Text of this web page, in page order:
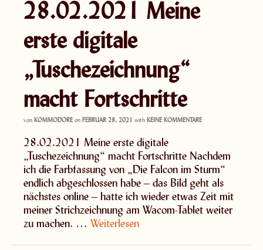
28.02.2021 Meine
erste digitale
„Tuschezeichnung“
macht Fortschritte
von KOMMODORE on FEBRUAR 28, 2021 with KEINE KOMMENTARE
28.02.2021 Meine erste digitale
„Tuschezeichnung“ macht Fortschritte Nachdem
ich die Farbfassung von „Die Falcon im Sturm“
endlich abgeschlossen habe – das Bild geht als
nächstes online – hatte ich wieder etwas Zeit mit
meiner Strichzeichnung am Wacom-Tablet weiter
zu machen. … Weiterlesen